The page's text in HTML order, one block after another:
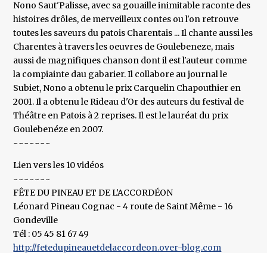
Nono Saut'Palisse, avec sa gouaille inimitable raconte des
histoires drôles, de merveilleux contes ou l'on retrouve
toutes les saveurs du patois Charentais ... Il chante aussi les
Charentes à travers les oeuvres de Goulebeneze, mais
aussi de magnifiques chanson dont il est l'auteur comme
la compiainte dau gabarier. Il collabore au journal le
Subiet, Nono a obtenu le prix Carquelin Chapouthier en
2001. Il a obtenu le Rideau d'Or des auteurs du festival de
Théâtre en Patois à 2 reprises. Il est le lauréat du prix
Goulebenéze en 2007.
~~~~~~~
Lien vers les 10 vidéos
~~~~~~~
FÊTE DU PINEAU ET DE L’ACCORDÉON
Léonard Pineau Cognac - 4 route de Saint Même - 16
Gondeville
Tél : 05 45 81 67 49
http://fetedupineauetdelaccordeon.over-blog.com